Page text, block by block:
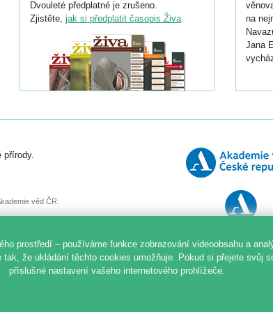
Dvouleté předplatné je zrušeno.
Zjistěte, jak si předplatit časopis Živa.
na
Jana
přírody.
věd ČR.
prostředí – používáme funkce zobrazování videoobsahu a
že ukládání těchto cookies umožňuje. Pokud si přejete svůj
příslušné nastavení vašeho internetového prohlížeče.